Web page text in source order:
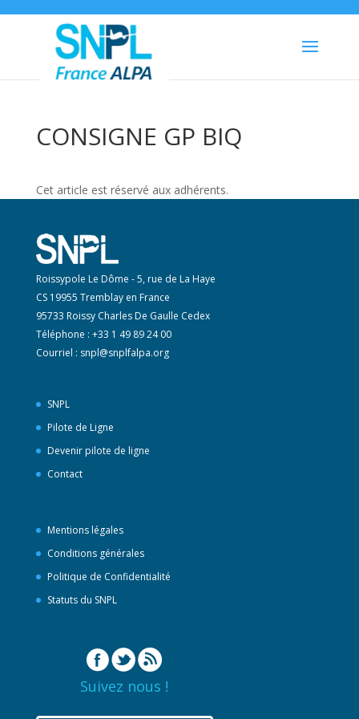
CONSIGNE GP BIQ
Cet article est réservé aux adhérents.
Roissypole Le Dôme - 5, rue de La Haye
CS 19955 Tremblay en France
95733 Roissy Charles De Gaulle Cedex
Téléphone : +33 1 49 89 24 00
Courriel : snpl@snplfalpa.org
SNPL
Pilote de Ligne
Devenir pilote de ligne
Contact
Mentions légales
Conditions générales
Politique de Confidentialité
Statuts du SNPL
Suivez nous !